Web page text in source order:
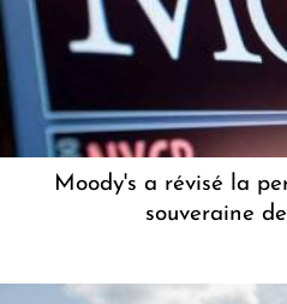
Moody's a révisé la
souveraine